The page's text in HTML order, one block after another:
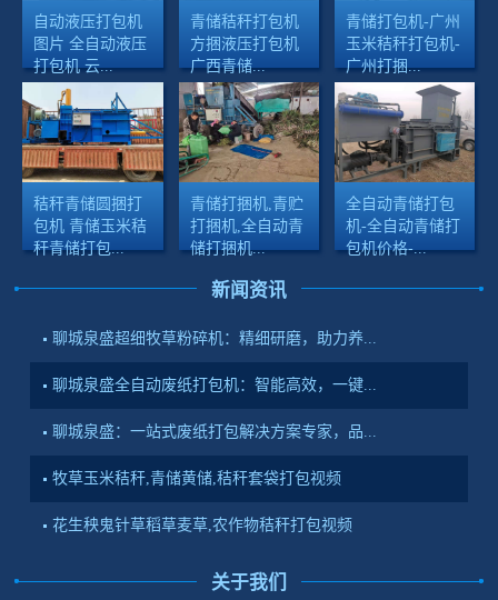
自动液压打包机
图片 全自动液压
打包机 云...
青储秸秆打包机
方捆液压打包机
广西青储...
青储打包机-广州
玉米秸秆打包机-
广州打捆...
秸秆青储圆捆打
包机 青储玉米秸
秆青储打包...
青储打捆机,青贮
打捆机,全自动青
储打捆机...
全自动青储打包
机-全自动青储打
包机价格-...
新闻资讯
聊城泉盛超细牧草粉碎机：精细研磨，助力养...
聊城泉盛全自动废纸打包机：智能高效，一键...
聊城泉盛：一站式废纸打包解决方案专家，品...
牧草玉米秸秆,青储黄储,秸秆套袋打包视频
花生秧鬼针草稻草麦草,农作物秸秆打包视频
关于我们